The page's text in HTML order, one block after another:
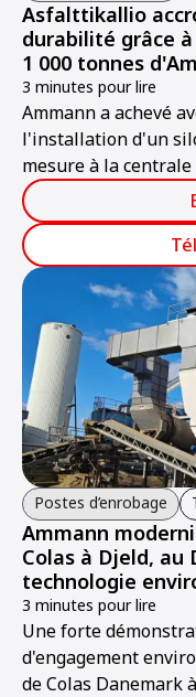
Asfalttikallio
durabilité grâce
1 000 tonnes
3 minutes pour lire
Ammann a achevé
l'installation d'un
mesure à la
Tuusula, en
Postes d’enrobage
Ammann
Colas à Djeld, au
technologie
3 minutes pour lire
Une forte
d'engagement
de Colas Danemark